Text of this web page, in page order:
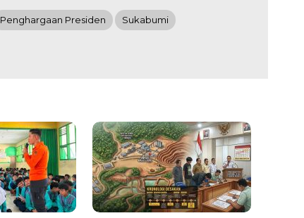
Penghargaan Presiden Sukabumi